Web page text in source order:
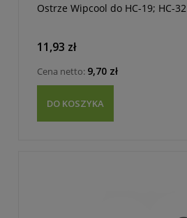
Ostrze Wipcool do HC-19; HC-32
11,93 zł
Cena netto: 9,70 zł
DO KOSZYKA